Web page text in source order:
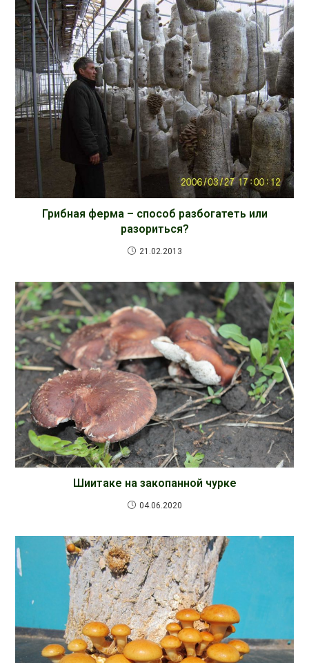
Грибная ферма – способ разбогатеть или
разориться?
21.02.2013
Шиитаке на закопанной чурке
04.06.2020